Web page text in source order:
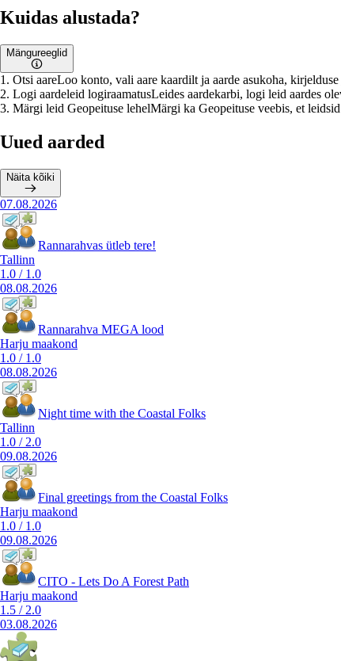
Kuidas alustada?
Mängureeglid
1 . Otsi aareLoo konto, vali aare kaardilt ja aarde asukoha,
2. Logi aardeleid logiraamatusLeides aardekarbi, logi leid aardes
3. Märgi leid Geopeituse lehelMärgi ka Geopeituse veebis, et
Uued aarded
Näita kõiki
07.08.2026
Rannarahvas ütleb tere!
Tallinn
1.0 / 1.0
08.08.2026
Rannarahva MEGA lood
Harju maakond
1.0 / 1.0
08.08.2026
Night time with the Coastal Folks
Tallinn
1.0 / 2.0
09.08.2026
Final greetings from the Coastal Folks
Harju maakond
1.0 / 1.0
09.08.2026
CITO - Lets Do A Forest Path
Harju maakond
1.5 / 2.0
03.08.2026